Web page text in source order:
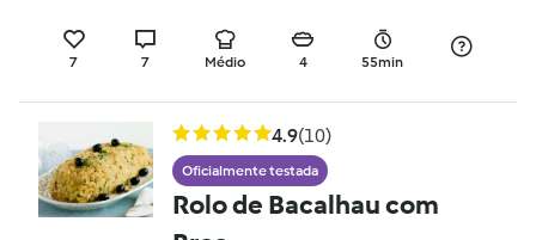
7 7 Médio 4 55min
4.9(10)
Oficialmente testada
Rolo de Bacalhau com